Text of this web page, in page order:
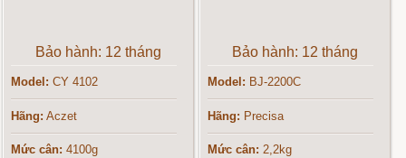
Bảo hành: 12 tháng
Model: CY 4102
Hãng: Aczet
Mức cân: 4100g
Bảo hành: 12 tháng
Model: BJ-2200C
Hãng: Precisa
Mức cân: 2,2kg